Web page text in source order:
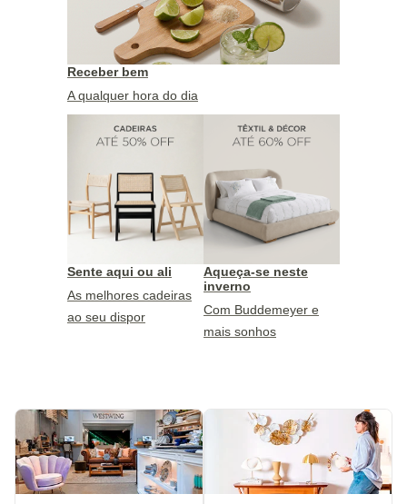
Receber bem
A qualquer hora do dia
Sente aqui ou ali
As melhores cadeiras
ao seu dispor
Aqueça-se neste
inverno
Com Buddemeyer e
mais sonhos